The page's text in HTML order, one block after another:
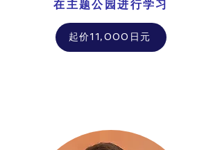
在主题公园进行学习
起价11,000日元